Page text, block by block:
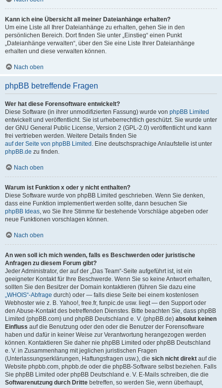
Kann ich eine Übersicht all meiner Dateianhänge erhalten?
Um eine Liste all Ihrer Dateianhänge zu erhalten, gehen Sie in den
persönlichen Bereich. Dort finden Sie unter „Einstieg“ einen Punkt
„Dateianhänge verwalten“, über den Sie eine Liste Ihrer Dateianhänge
erhalten und diese verwalten können.
Nach oben
phpBB betreffende Fragen
Wer hat diese Forensoftware entwickelt?
Diese Software (in ihrer unmodifizierten Fassung) wurde von phpBB Limited
entwickelt und veröffentlicht. Sie ist urheberrechtlich geschützt. Sie wurde unter
der GNU General Public License, Version 2 (GPL-2.0) veröffentlicht und kann
frei vertrieben werden. Weitere Details finden Sie
auf der Seite von phpBB Limited . Eine deutschsprachige Anlaufstelle ist unter
phpBB.de zu finden.
Nach oben
Warum ist Funktion x oder y nicht enthalten?
Diese Software wurde von phpBB Limited geschrieben. Wenn Sie denken,
dass eine Funktion implementiert werden sollte, dann besuchen Sie
phpBB Ideas, wo Sie Ihre Stimme für bestehende Vorschläge abgeben oder
neue Funktionen vorschlagen können.
Nach oben
An wen soll ich mich wenden, falls es Beschwerden oder juristische
Anfragen zu diesem Forum gibt?
Jeder Administrator, der auf der „Das Team“-Seite aufgeführt ist, ist ein
geeigneter Kontakt für Ihre Beschwerde. Wenn Sie so keine Antwort erhalten,
sollten Sie den Besitzer der Domain kontaktieren (führen Sie dazu eine
„WHOIS“-Abfrage durch) oder — falls diese Seite bei einem kostenlosen
Webhoster wie z. B. Yahoo!, free.fr, funpic.de usw. liegt — den Support oder
den Abuse-Kontakt des betreffenden Dienstes. Bitte beachten Sie, dass phpBB
Limited (phpBB.com) und phpBB Deutschland e. V. (phpBB.de) absolut keinen
Einfluss auf die Benutzung oder den oder die Benutzer der Forensoftware
haben und dafür in keiner Weise zur Verantwortung herangezogen werden
können. Kontaktieren Sie daher nie phpBB Limited oder phpBB Deutschland
e. V. in Zusammenhang mit jeglichen juristischen Fragen
(Unterlassungserklärungen, Haftungsfragen usw.), die sich nicht direkt auf die
Website phpbb.com, phpbb.de oder die phpBB-Software selbst beziehen. Falls
Sie phpBB Limited oder phpBB Deutschland e. V. E-Mails schreiben, die die
Softwarenutzung durch Dritte betreffen, so werden Sie, wenn überhaupt,